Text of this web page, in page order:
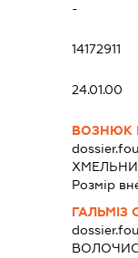
-
14172911
24.01.00
ВОЗНЮК
Розмір
ГАЛЬМІЗ